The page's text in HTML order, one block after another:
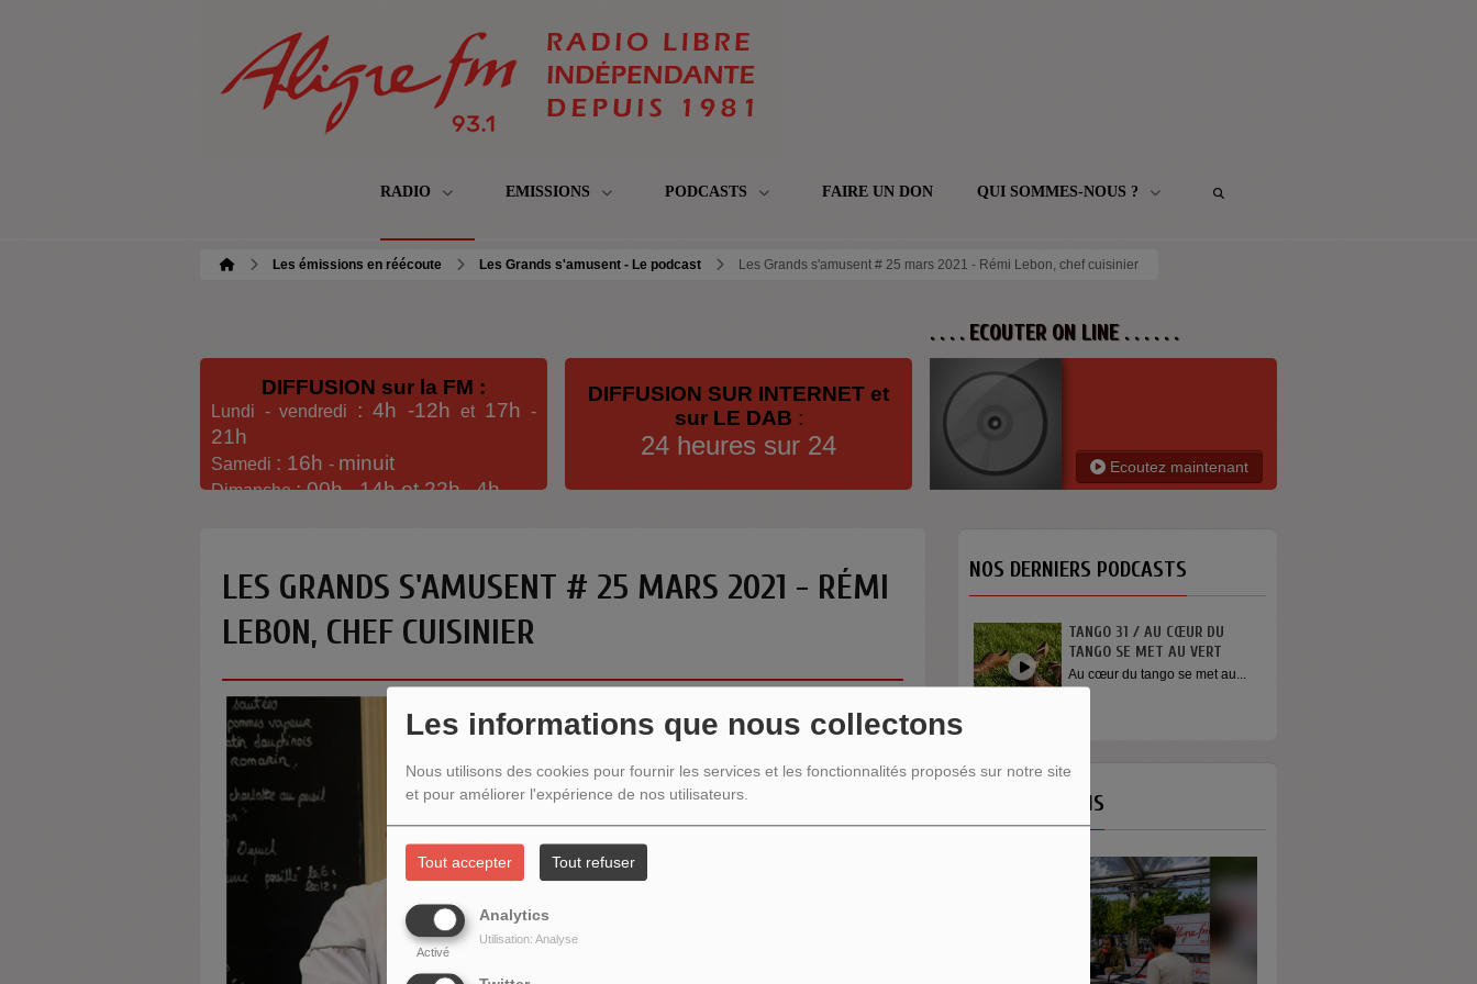
Les informations que nous collectons
Nous utilisons des cookies pour fournir les services et les fonctionnalités proposés sur notre site
et pour améliorer l'expérience de nos utilisateurs.
Tout accepter Tout refuser
Analytics
Activé
Utilisation: Analyse
RADIO EMISSIONS PODCASTS FAIRE UN DON QUI SOMMES-NOUS ?
Les émissions en réécoute Les Grands s'amusent - Le podcast Les Grands s'amusent # 25 mars 2021 - Rémi Lebon, chef cuisinier
DIFFUSION sur la FM :
Lundi - vendredi : 4h -12h et 17h -
21h
Samedi : 16h - minuit
Dimanche: 00h -14h et 22h-4h
DIFFUSION SUR INTERNET et
sur LE DAB :
24 heures sur 24
. . . . ECOUTER ON LINE . . . . . .
Ecoutez maintenant
LES GRANDS S'AMUSENT # 25 MARS 2021 - RÉMI
LEBON, CHEF CUISINIER
NOS DERNIERS PODCASTS
TANGO 31 / AU CŒUR DU
TANGO SE MET AU VERT
Au cœur du tango se met au...
NOS ÉMISSIONS